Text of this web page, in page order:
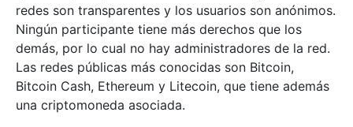
redes son transparentes y los usuarios son anónimos.
Ningún participante tiene más derechos que los
demás, por lo cual no hay administradores de la red.
Las redes públicas más conocidas son Bitcoin,
Bitcoin Cash, Ethereum y Litecoin, que tiene además
una criptomoneda asociada.